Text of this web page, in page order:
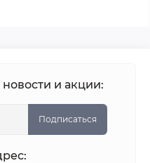
и акции:
Подписаться